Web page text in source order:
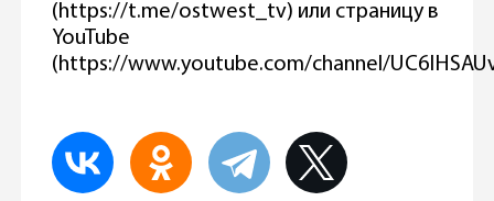
(https://t.me/ostwest_tv) или страницу в
YouTube
(https://www.youtube.com/channel/